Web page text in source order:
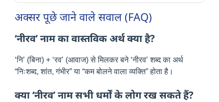
अक्सर पूछे जाने वाले सवाल (FAQ)
‘नीरव’ नाम का वास्तविक अर्थ क्या है?
‘नि’ (बिना) + ‘रव’ (आवाज) से मिलकर बने ‘नीरव’ शब्द का अर्थ
“निःशब्द, शांत, गंभीर” या “कम बोलने वाला व्यक्ति” होता है।
क्या ‘नीरव’ नाम सभी धर्मों के लोग रख सकते हैं?